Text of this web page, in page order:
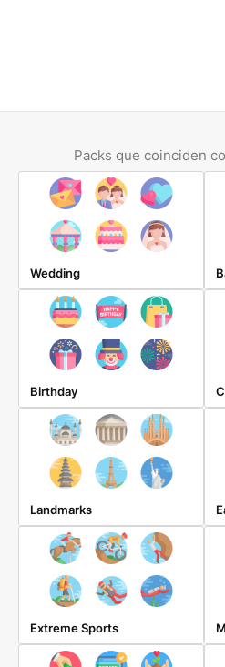
Packs que coinciden
Wedding
Birthday
Landmarks
Extreme Sports